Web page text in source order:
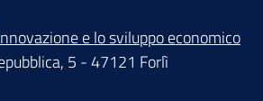
e lo sviluppo economico
5 - 47121 Forlì